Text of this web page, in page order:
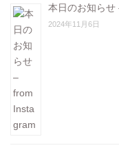
本日のお知らせ
2024年11月6日